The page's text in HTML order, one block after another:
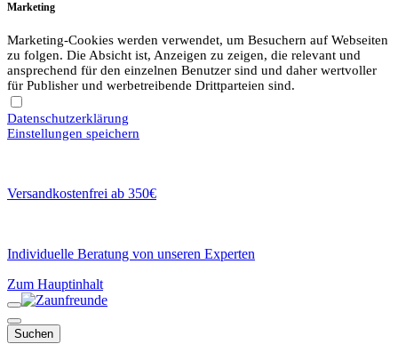
Marketing
Marketing-Cookies werden verwendet, um Besuchern auf Webseiten
zu folgen. Die Absicht ist, Anzeigen zu zeigen, die relevant und
ansprechend für den einzelnen Benutzer sind und daher wertvoller
für Publisher und werbetreibende Drittparteien sind.
Datenschutzerklärung
Einstellungen speichern
Versandkostenfrei ab 350€
Individuelle Beratung von unseren Experten
Zum Hauptinhalt
Suchen